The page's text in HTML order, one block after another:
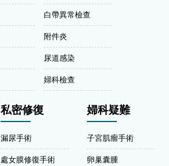
白帶異常檢查
附件炎
尿道感染
婦科檢查
私密修復
漏尿手術
處女膜修復手術
婦科疑難
子宮肌瘤手術
卵巢囊腫